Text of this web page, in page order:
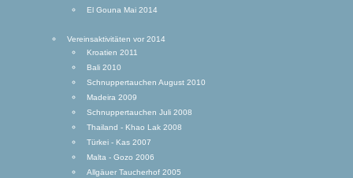
El Gouna Mai 2014
Vereinsaktivitäten vor 2014
Kroatien 2011
Bali 2010
Schnuppertauchen August 2010
Madeira 2009
Schnuppertauchen Juli 2008
Thailand - Khao Lak 2008
Türkei - Kas 2007
Malta - Gozo 2006
Allgäuer Taucherhof 2005